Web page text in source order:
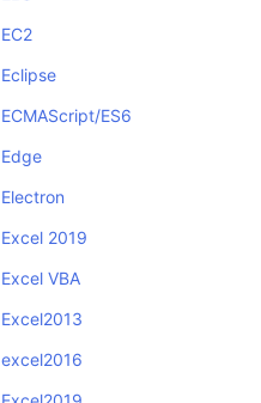
EC2
Eclipse
ECMAScript/ES6
Edge
Electron
Excel 2019
Excel VBA
Excel2013
excel2016